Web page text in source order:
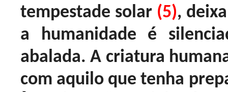
tempestade solar (5),
a humanidade é
abalada. A criatura
com aquilo que tenha